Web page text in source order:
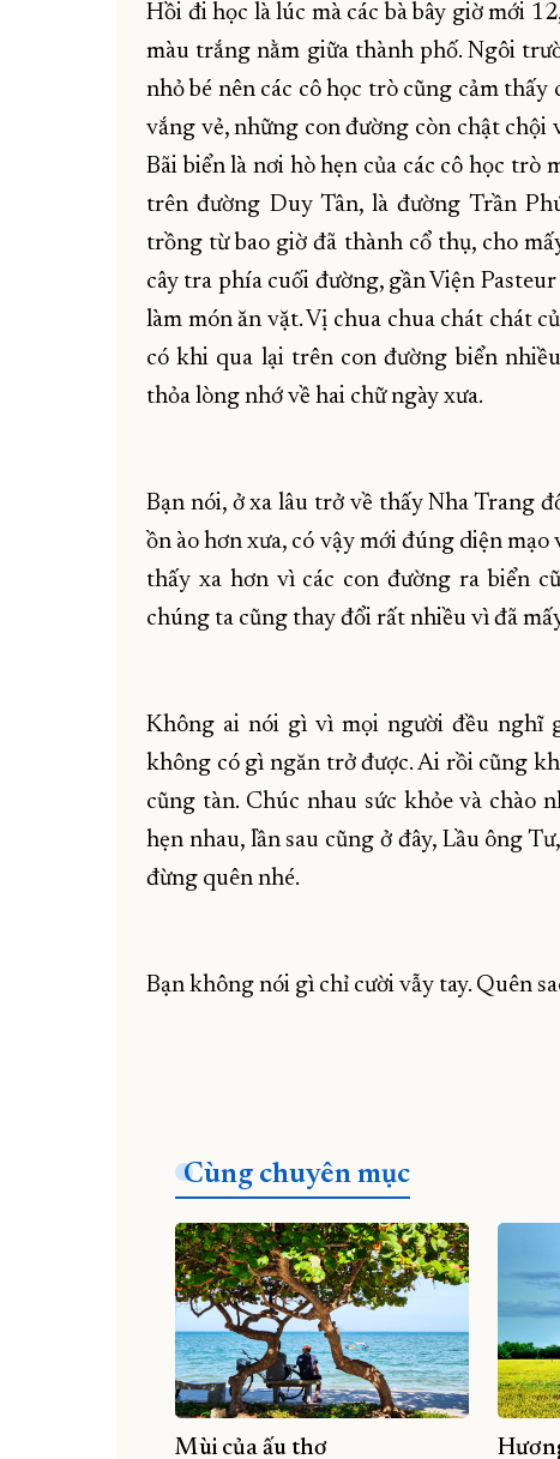
Hồi đi học là lúc mà các bà bây giờ mới
màu trắng nằm giữa thành phố. Ngôi
nhỏ bé nên các cô học trò cũng cảm
vắng vẻ, những con đường còn chật chội
Bãi biển là nơi hò hẹn của các cô học
trên đường Duy Tân, là đường Trần
trồng từ bao giờ đã thành cổ thụ, cho
cây tra phía cuối đường, gần Viện
làm món ăn vặt. Vị chua chua chát chát
có khi qua lại trên con đường biển
thỏa lòng nhớ về hai chữ ngày xưa.
Bạn nói, ở xa lâu trở về thấy Nha Trang
ồn ào hơn xưa, có vậy mới đúng diện
thấy xa hơn vì các con đường ra biển
chúng ta cũng thay đổi rất nhiều vì đã
Không ai nói gì vì mọi người đều nghĩ
không có gì ngăn trở được. Ai rồi cũng
cũng tàn. Chúc nhau sức khỏe và chào
hẹn nhau, lần sau cũng ở đây, Lầu ông
đừng quên nhé.
Bạn không nói gì chỉ cười vẫy tay. Quên
Cùng chuyên mục
Mùi của ấu thơ